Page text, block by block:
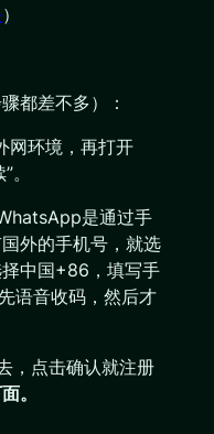
）
都差不多）：
网环境，再打开
是通过手
外的手机号，就选
中国+86，填写手
语音收码，然后才
，点击确认就注册
。